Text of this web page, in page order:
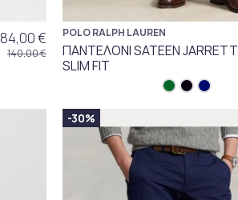
84,00 €
140,00 €
POLO RALPH LAUREN
ΠΑΝΤΕΛΟΝΙ SATEEN JARRETT
SLIM FIT
-30%